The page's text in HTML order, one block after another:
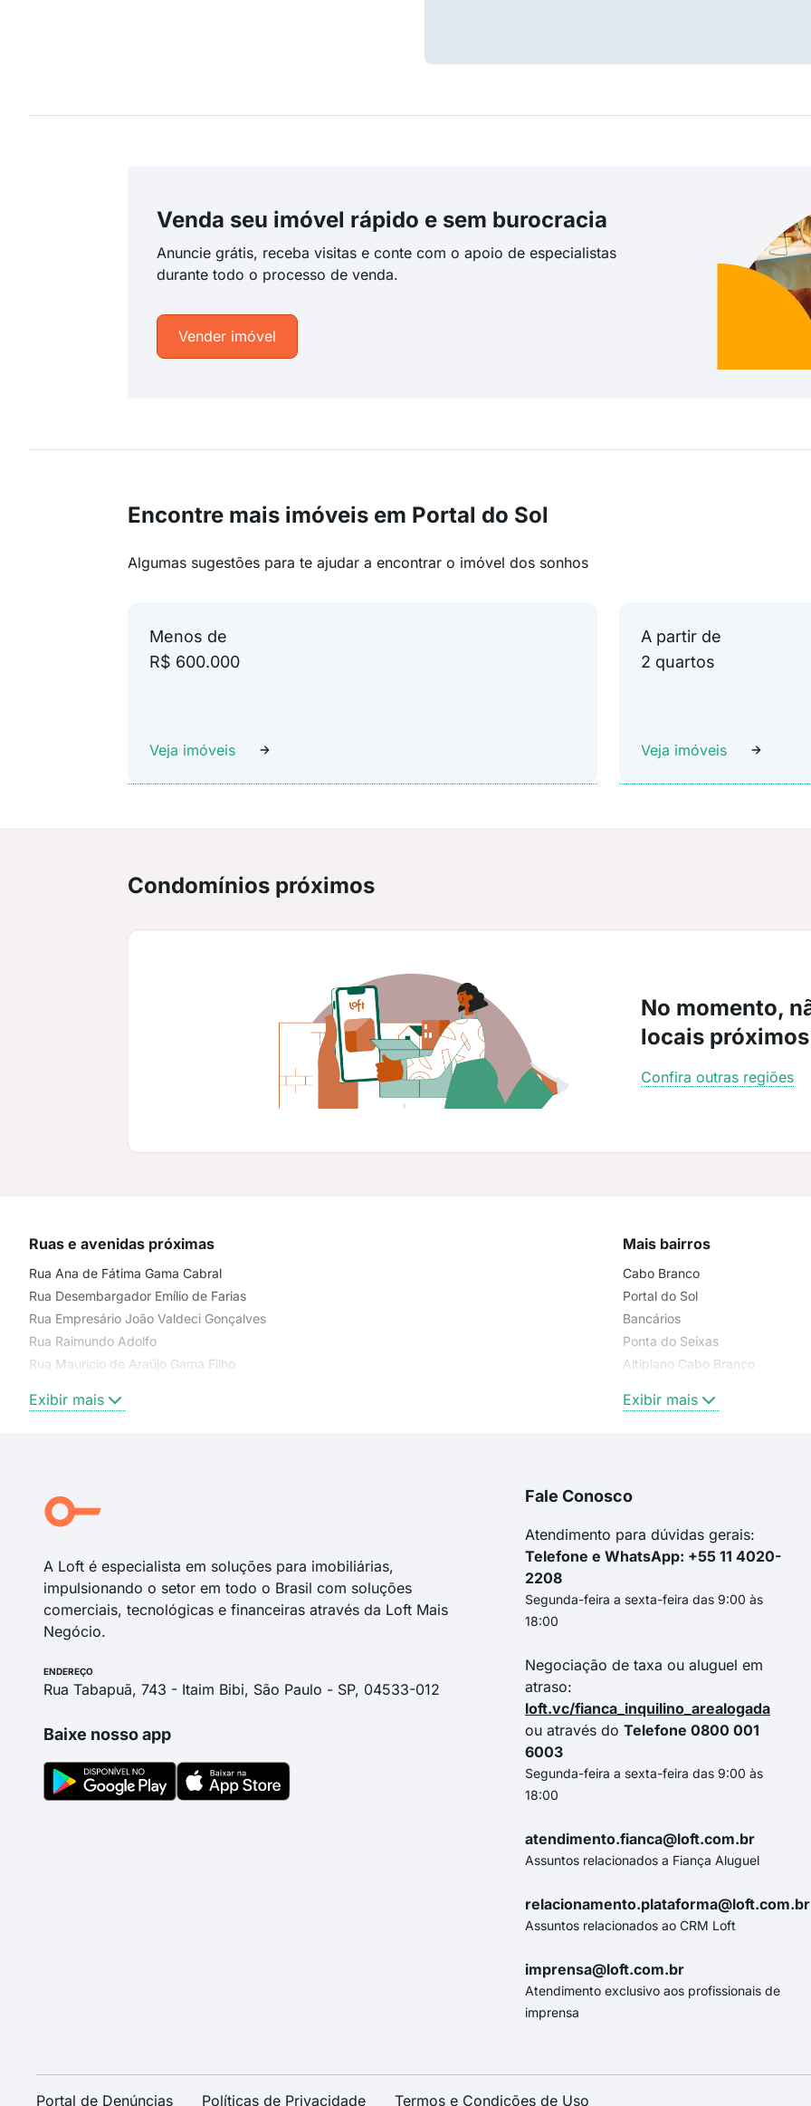
Venda seu imóvel rápido e sem burocracia
Anuncie grátis, receba visitas e conte com o apoio de especialistas
durante todo o processo de venda.
Vender imóvel
Encontre mais imóveis em Portal do Sol
Algumas sugestões para te ajudar a encontrar o imóvel dos sonhos
Menos de
R$ 600.000
Veja imóveis
A partir de
2 quartos
Veja imóveis
Condomínios próximos
No momento,
locais
Confira outras regiões
Ruas e avenidas próximas
Rua Ana de Fátima Gama Cabral
Rua Desembargador Emílio de Farias
Rua Empresário João Valdeci Gonçalves
Rua Raimundo Adolfo
Rua Maurício de Araújo Gama Filho
Avenida Governador Antônio da Silva Mariz
Rua Poetisa Guiomar Travassos Chianca
Rua Paula Teixeira de Carvalho
Exibir mais
Mais bairros
Cabo Branco
Portal do Sol
Bancários
Ponta do Seixas
Altiplano Cabo Branco
Exibir mais
A Loft é especialista em soluções para imobiliárias,
impulsionando o setor em todo o Brasil com soluções
comerciais, tecnológicas e financeiras através da Loft Mais
Negócio.
ENDEREÇO
Rua Tabapuã, 743 - Itaim Bibi, São Paulo - SP, 04533-012
Baixe nosso app
Fale Conosco
Atendimento para dúvidas gerais:
Telefone e WhatsApp: +55 11 4020-
2208
Segunda-feira a sexta-feira das 9:00 às
18:00
Negociação de taxa ou aluguel em
atraso:
loft.vc/fianca_inquilino_arealogada
ou através do Telefone 0800 001
6003
Segunda-feira a sexta-feira das 9:00 às
18:00
atendimento.fianca@loft.com.br
Assuntos relacionados a Fiança Aluguel
relacionamento.plataforma@loft.com.br
Assuntos relacionados ao CRM Loft
imprensa@loft.com.br
Atendimento exclusivo aos profissionais de
imprensa
Portal de Denúncias Políticas de Privacidade Termos e Condições de Uso